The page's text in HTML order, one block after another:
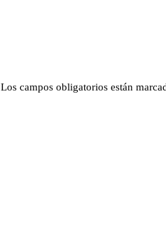
Los campos obligatorios están